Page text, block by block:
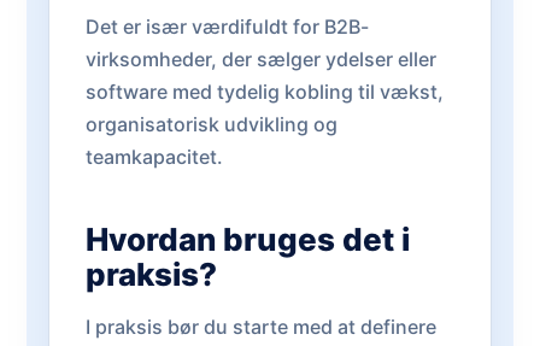
Det er især værdifuldt for B2B-
virksomheder, der sælger ydelser eller
software med tydelig kobling til vækst,
organisatorisk udvikling og
teamkapacitet.
Hvordan bruges det i
praksis?
I praksis bør du starte med at definere